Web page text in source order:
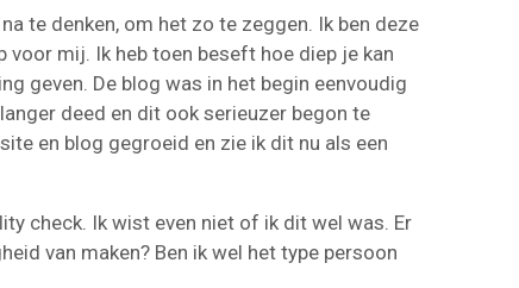
te denken, om het zo te zeggen. Ik ben deze
voor mij. Ik heb toen beseft hoe diep je kan
geven. De blog was in het begin eenvoudig
deed en dit ook serieuzer begon te
en blog gegroeid en zie ik dit nu als een
check. Ik wist even niet of ik dit wel was. Er
van maken? Ben ik wel het type persoon